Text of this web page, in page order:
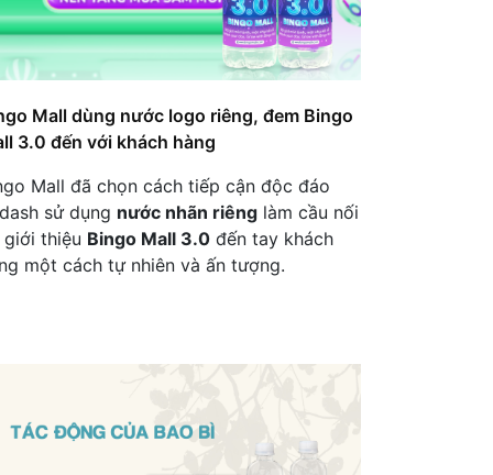
Công Ty.
Tại sao iBone FiSiO Lựa
Chọn Nước Nhãn Riêng?
Làm thế nào nước nhãn
riêng trở thành chiến lược
quảng bá hạng nhất cho
các hợp tác toàn cầu?
Hair Salon Tanny Vũ Lựa
Chọn Nước Nhãn Riêng – Bí
Dựng Thương Hiệu Đẳng
Cấp Của Casa Dubai
Mall dùng nước logo riêng, đem Bingo
3.0 đến với khách hàng
Mall đã chọn cách tiếp cận độc đáo
sử dụng nước nhãn riêng làm cầu nối
giới thiệu Bingo Mall 3.0 đến tay khách
một cách tự nhiên và ấn tượng.